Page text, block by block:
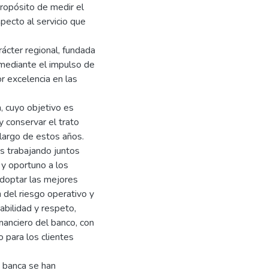
de medir el
al servicio que
regional, fundada
el impulso de
excelencia en las
cuyo objetivo es
conservar el trato
de estos años.
trabajando juntos
oportuno a los
las mejores
del riesgo operativo y
y respeto,
del banco, con
para los clientes
se han